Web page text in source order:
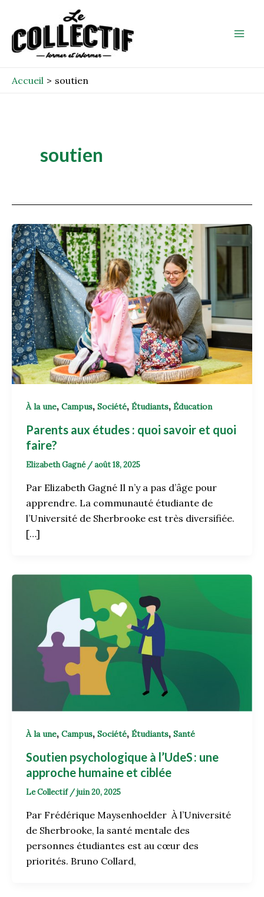
contenu
Accueil soutien
soutien
À la une, Campus, Société, Étudiants, Éducation
Parents aux études : quoi savoir et quoi
faire?
Elizabeth Gagné /août 18, 2025
Par Elizabeth Gagné Il n’y a pas d’âge pour
apprendre. La communauté étudiante de
l’Université de Sherbrooke est très diversifiée.
[…]
À la une, Campus, Société, Étudiants, Santé
Soutien psychologique à l’UdeS : une
approche humaine et ciblée
Le Collectif /juin 20, 2025
Par Frédérique Maysenhoelder À l’Université
de Sherbrooke, la santé mentale des
personnes étudiantes est au cœur des
priorités. Bruno Collard,